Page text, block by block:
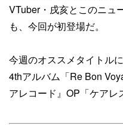
VTuber・戌亥とこのニュ
も、今回が初登場だ。
今週のオススメタイトル
4thアルバム「Re Bon
アレコード』OP「ケアレ